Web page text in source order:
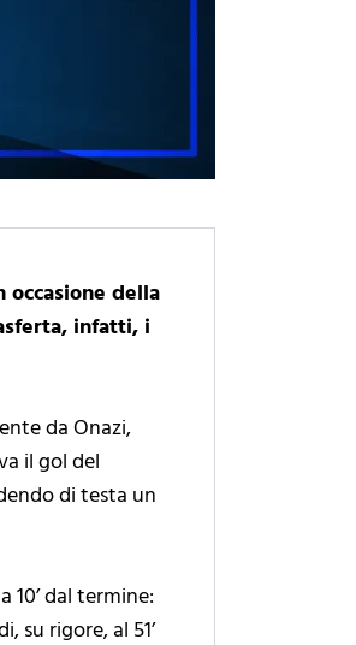
occasione della
infatti, i
da Onazi,
il gol del
di testa un
dal termine:
su rigore, al 51’